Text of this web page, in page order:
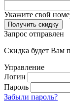
Укажите свой
Получить скидку
Запрос отправлен
Скидка будет Вам
Управление
Логин
Пароль
Забыли пароль?